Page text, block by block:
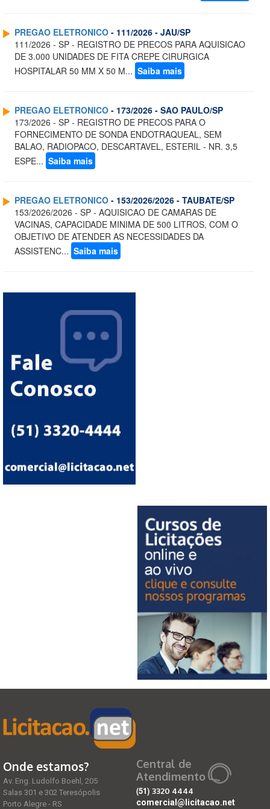
PREGAO ELETRONICO - 111/2026 - JAU/SP
111/2026 - SP - REGISTRO DE PRECOS PARA AQUISICAO
DE 3.000 UNIDADES DE FITA CREPE CIRURGICA
HOSPITALAR 50 MM X 50 M... Saiba mais
PREGAO ELETRONICO - 173/2026 - SAO PAULO/SP
173/2026 - SP - REGISTRO DE PRECOS PARA O
FORNECIMENTO DE SONDA ENDOTRAQUEAL, SEM
BALAO, RADIOPACO, DESCARTAVEL, ESTERIL - NR. 3,5
ESPE... Saiba mais
PREGAO ELETRONICO - 153/2026/2026 - TAUBATE/SP
153/2026/2026 - SP - AQUISICAO DE CAMARAS DE
VACINAS, CAPACIDADE MINIMA DE 500 LITROS, COM O
OBJETIVO DE ATENDER AS NECESSIDADES DA
ASSISTENC... Saiba mais
Onde estamos?
Av. Eng. Ludolfo Boehl, 205
Salas 301 e 302 Teresópolis
Porto Alegre - RS
Central de
Atendimento
(51) 3320 4444
comercial@licitacao.net